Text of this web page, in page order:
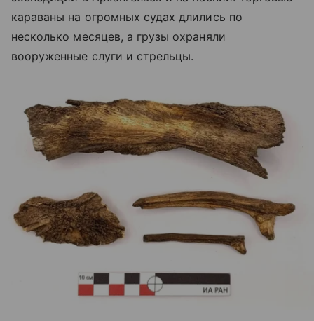
караваны на огромных судах длились по
несколько месяцев, а грузы охраняли
вооруженные слуги и стрельцы.